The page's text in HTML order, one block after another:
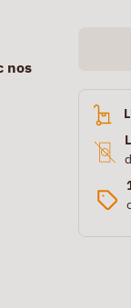
nos